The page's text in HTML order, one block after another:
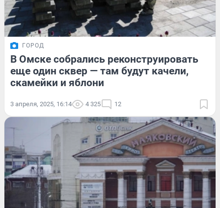
ГОРОД
В Омске собрались реконструировать
еще один сквер — там будут качели,
скамейки и яблони
3 апреля, 2025, 16:14 4 325 12